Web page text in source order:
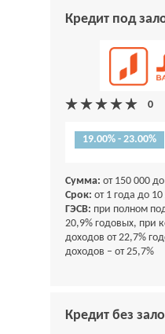
Кредит под
19.00% - 23.00%
Сумма: от 150 000
Срок: от 1 года до 10
ГЭСВ: при полном
20,9% годовых, при
доходов от 22,7%
доходов – от 25,7%
Кредит без